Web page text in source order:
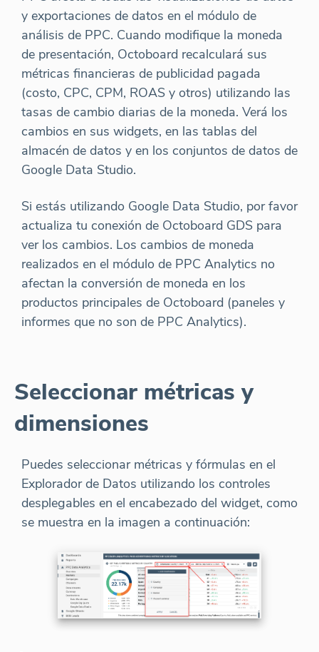
y exportaciones de datos en el módulo de
análisis de PPC. Cuando modifique la moneda
de presentación, Octoboard recalculará sus
métricas financieras de publicidad pagada
(costo, CPC, CPM, ROAS y otros) utilizando las
tasas de cambio diarias de la moneda. Verá los
cambios en sus widgets, en las tablas del
almacén de datos y en los conjuntos de datos de
Google Data Studio.
Si estás utilizando Google Data Studio, por favor
actualiza tu conexión de Octoboard GDS para
ver los cambios. Los cambios de moneda
realizados en el módulo de PPC Analytics no
afectan la conversión de moneda en los
productos principales de Octoboard (paneles y
informes que no son de PPC Analytics).
Seleccionar métricas y
dimensiones
Puedes seleccionar métricas y fórmulas en el
Explorador de Datos utilizando los controles
desplegables en el encabezado del widget, como
se muestra en la imagen a continuación: